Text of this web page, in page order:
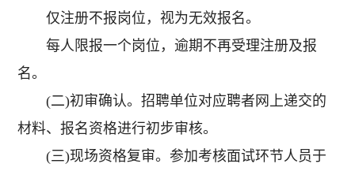
仅注册不报岗位，视为无效报名。
每人限报一个岗位，逾期不再受理注册及报
名。
(二)初审确认。招聘单位对应聘者网上递交的
材料、报名资格进行初步审核。
(三)现场资格复审。参加考核面试环节人员于